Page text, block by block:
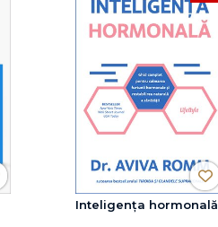
Inteligența hormonală